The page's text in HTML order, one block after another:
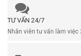
TƯ VẤN 24/7
Nhân viên tư vấn làm việc